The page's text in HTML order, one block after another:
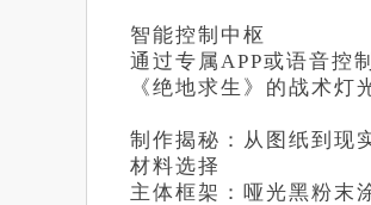
智能控制中枢
通过专属APP或语音控
《绝地求生》的战术灯
制作揭秘：从图纸到现
材料选择
主体框架：哑光黑粉末